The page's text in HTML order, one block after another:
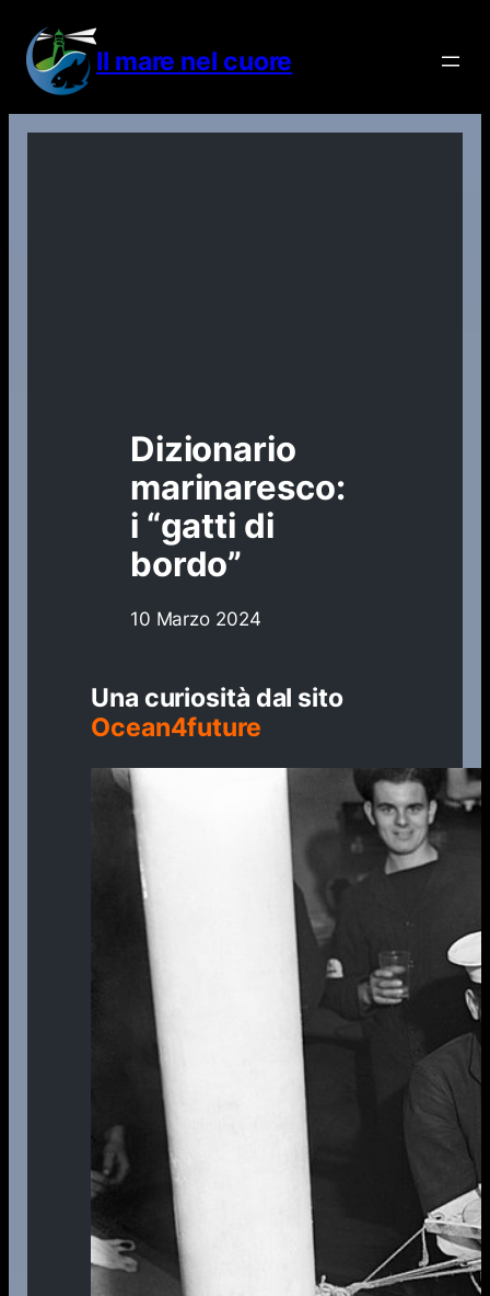
contenuto
Il mare nel cuore
Dizionario
marinaresco:
i “gatti di
bordo”
10 Marzo 2024
Una curiosità dal sito
Ocean4future